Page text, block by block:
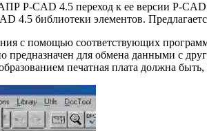
P-CAD 4.5 переход к ее версии P-
4.5 библиотеки элементов.
с помощью соответствующих
предназначен для обмена данными с
печатная плата должна